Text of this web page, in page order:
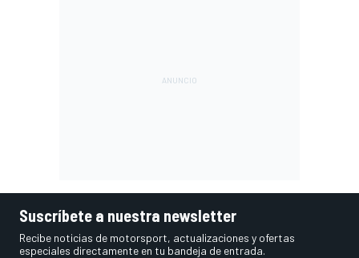
Suscríbete a nuestra newsletter
Recibe noticias de motorsport, actualizaciones y ofertas
especiales directamente en tu bandeja de entrada.